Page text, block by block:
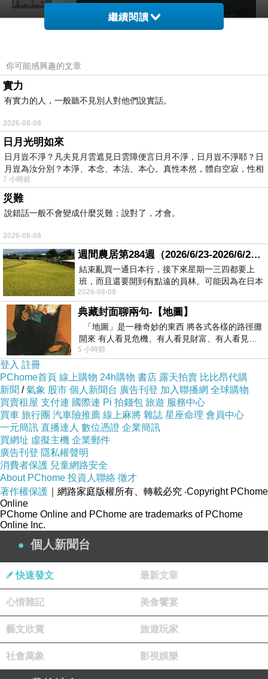
今日更新的 熱門文章前20。
繼續閱讀
你可能感興趣的文章
實力
有實力的人，一般聽不見別人對他們說實話。
2026-08-08
日月光明如來
日月豈不淨？凡夫見月雲遮見日雲障便言日月不淨，日月豈不淨耶？日
月豈為汝分別？本淨、本念、本法、本心。真性本然，體自空寂，性相
7 小時前
災難
說錯話一般不會變成什麼災難；說對了，才會。
2026-08-08
週間農居第284週（2026/6/23-2026/6/24) 夏至 金黃稻浪洋溢豐收喜悅
結束亂買一通日本行，接下來星期一三四都要上
班，而且還要開到有點遠的員林。可能因為在日本
花不少錢，星期一出門上班時，心裡沒有一
2026-08-08
典藏封面聊兩句-【地圖】
「地圖」是一種奇妙的東西 將各式各樣的路徑攤
開來 有人看見危機、有人看見財富、有人看見…
從中可以發掘出不同的
5 小時前
登入 註冊
PChome首頁 線上購物 24h購物 書店 露天拍賣 比比昂代購
新聞 /氣象 股市 個人新聞台 廣告刊登 加入聯播網 全球購物
買賣租屋 支付連 國際連 Pi 拍錢包 旅遊 服務中心
買車 旅行團 汽車險推薦 線上麻將 雜誌 星座命理 會員中心
一元簡訊 直播達人 數位憑證 企業簡訊
買網址 虛擬主機 企業郵件
廣告刊登 隱私權聲明
消費者保護 兒童網路安全
About PChome 投資人聯絡 徵才
著作權保護 ｜網路家庭版權所有、轉載必究 ‧Copyright PChome
Online
PChome Online and PChome are trademarks of PChome
Online Inc.
個人新聞台
快速發文 最新文章
心情雜記 美食饗宴
藝文欣賞 旅遊玩家
社會萬象 影視娛樂